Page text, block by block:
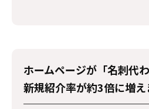
ホームページが「名刺代
新規紹介率が約3倍に増え